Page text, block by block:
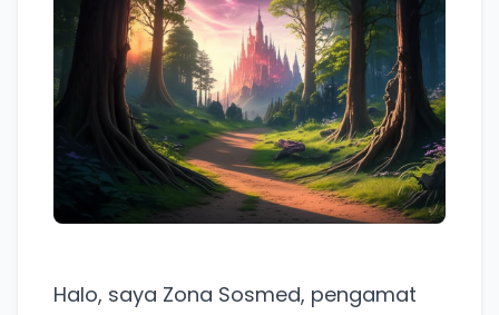
Halo, saya Zona Sosmed, pengamat